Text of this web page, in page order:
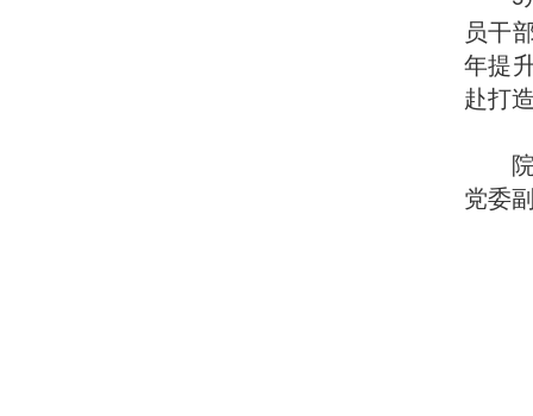
员干
年提
赴打
党委